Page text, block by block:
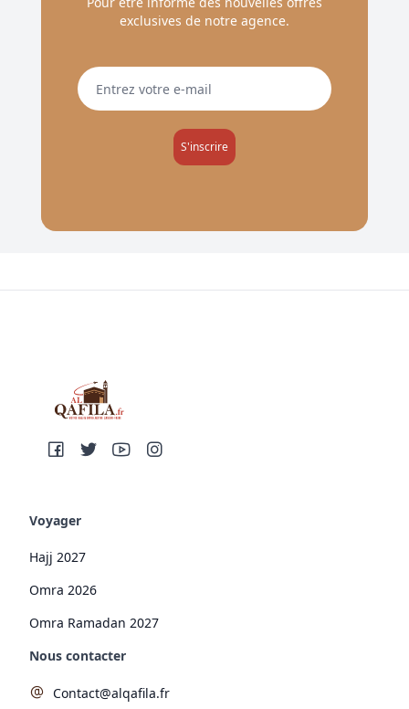
exclusives de notre agence.
S'inscrire
Voyager
Hajj 2027
Omra 2026
Omra Ramadan 2027
Nous contacter
Contact@alqafila.fr